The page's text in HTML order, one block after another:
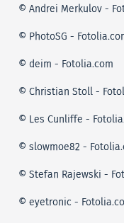
© Andrei Merkulov -
© PhotoSG -
© deim - Fotolia.com
© Christian Stoll -
© Les Cunliffe -
© slowmoe82 -
© Stefan Rajewski -
© eyetronic -